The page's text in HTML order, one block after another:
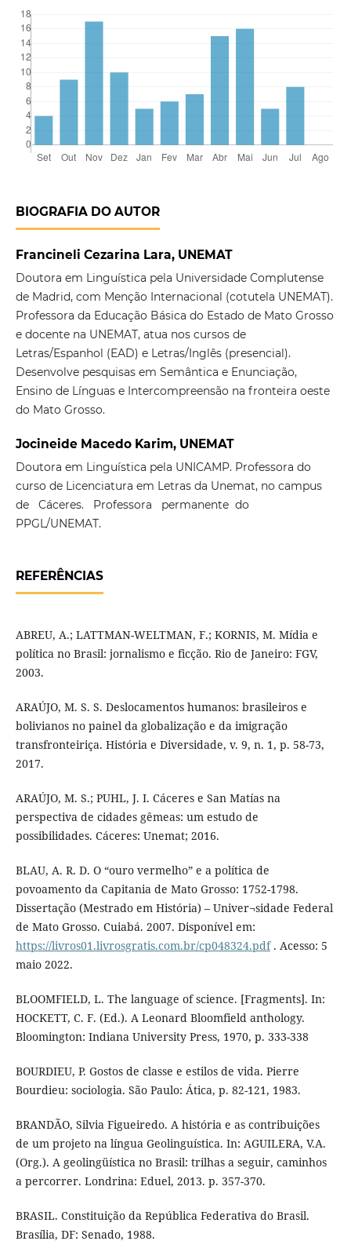
BIOGRAFIA DO AUTOR
Francineli Cezarina Lara, UNEMAT
Doutora em Linguística pela Universidade Complutense
de Madrid, com Menção Internacional (cotutela UNEMAT).
Professora da Educação Básica do Estado de Mato Grosso
e docente na UNEMAT, atua nos cursos de
Letras/Espanhol (EAD) e Letras/Inglês (presencial).
Desenvolve pesquisas em Semântica e Enunciação,
Ensino de Línguas e Intercompreensão na fronteira oeste
do Mato Grosso.
Jocineide Macedo Karim, UNEMAT
Doutora em Linguística pela UNICAMP. Professora do
curso de Licenciatura em Letras da Unemat, no campus
de Cáceres. Professora permanente do
PPGL/UNEMAT.
REFERÊNCIAS
ABREU, A.; LATTMAN-WELTMAN, F.; KORNIS, M. Mídia e
política no Brasil: jornalismo e ficção. Rio de Janeiro: FGV,
2003.
ARAÚJO, M. S. S. Deslocamentos humanos: brasileiros e
bolivianos no painel da globalização e da imigração
transfronteiriça. História e Diversidade, v. 9, n. 1, p. 58-73,
2017.
ARAÚJO, M. S.; PUHL, J. I. Cáceres e San Matías na
perspectiva de cidades gêmeas: um estudo de
possibilidades. Cáceres: Unemat; 2016.
BLAU, A. R. D. O “ouro vermelho” e a política de
povoamento da Capitania de Mato Grosso: 1752-1798.
Dissertação (Mestrado em História) – Univer¬sidade Federal
de Mato Grosso. Cuiabá. 2007. Disponível em:
https://livros01.livrosgratis.com.br/cp048324.pdf. Acesso: 5
maio 2022.
BLOOMFIELD, L. The language of science. [Fragments]. In:
HOCKETT, C. F. (Ed.). A Leonard Bloomfield anthology.
Bloomington: Indiana University Press, 1970, p. 333-338
BOURDIEU, P. Gostos de classe e estilos de vida. Pierre
Bourdieu: sociologia. São Paulo: Ática, p. 82-121, 1983.
BRANDÃO, Silvia Figueiredo. A história e as contribuições
de um projeto na língua Geolinguística. In: AGUILERA, V.A.
(Org.). A geolingüística no Brasil: trilhas a seguir, caminhos
a percorrer. Londrina: Eduel, 2013. p. 357-370.
BRASIL. Constituição da República Federativa do Brasil.
Brasília, DF: Senado, 1988.